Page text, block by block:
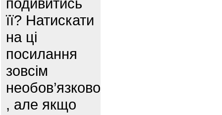
її? Натискати
на ці
посилання
зовсім
необов’язково
, але якщо